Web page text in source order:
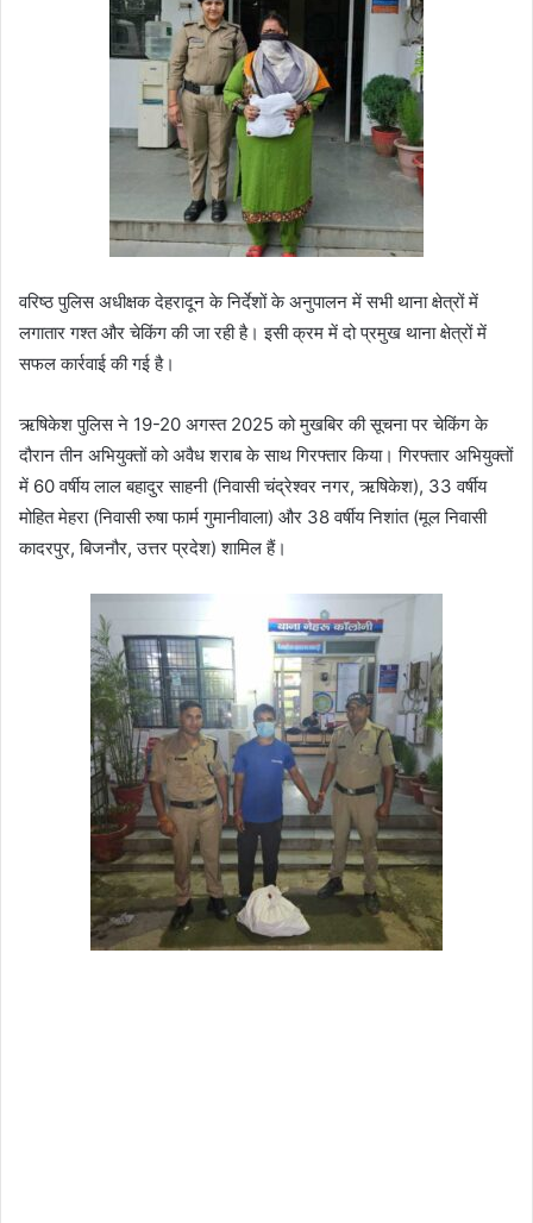
वरिष्ठ पुलिस अधीक्षक देहरादून के निर्देशों के अनुपालन में सभी थाना क्षेत्रों में
लगातार गश्त और चेकिंग की जा रही है। इसी क्रम में दो प्रमुख थाना क्षेत्रों में
सफल कार्रवाई की गई है।
ऋषिकेश पुलिस ने 19-20 अगस्त 2025 को मुखबिर की सूचना पर चेकिंग के
दौरान तीन अभियुक्तों को अवैध शराब के साथ गिरफ्तार किया। गिरफ्तार अभियुक्तों
में 60 वर्षीय लाल बहादुर साहनी (निवासी चंद्रेश्वर नगर, ऋषिकेश), 33 वर्षीय
मोहित मेहरा (निवासी रुषा फार्म गुमानीवाला) और 38 वर्षीय निशांत (मूल निवासी
कादरपुर, बिजनौर, उत्तर प्रदेश) शामिल हैं।